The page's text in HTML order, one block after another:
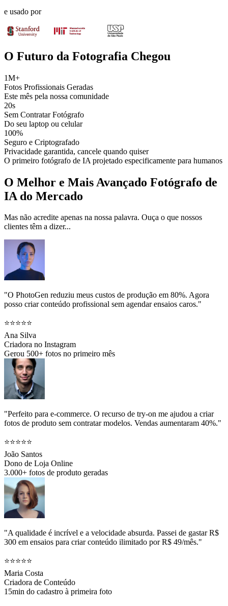
e usado por
O Futuro da Fotografia Chegou
1M+
Fotos Profissionais Geradas
Este mês pela nossa comunidade
20s
Sem Contratar Fotógrafo
Do seu laptop ou celular
100%
Seguro e Criptografado
Privacidade garantida, cancele quando quiser
O primeiro fotógrafo de IA projetado especificamente para humanos
O Melhor e Mais Avançado Fotógrafo de
IA do Mercado
Mas não acredite apenas na nossa palavra. Ouça o que nossos
clientes têm a dizer...
"O PhotoGen reduziu meus custos de produção em 80%. Agora
posso criar conteúdo profissional sem agendar ensaios caros."
⭐⭐⭐⭐⭐
Ana Silva
Criadora no Instagram
Gerou 500+ fotos no primeiro mês
"Perfeito para e-commerce. O recurso de try-on me ajudou a criar
fotos de produto sem contratar modelos. Vendas aumentaram 40%."
⭐⭐⭐⭐⭐
João Santos
Dono de Loja Online
3.000+ fotos de produto geradas
"A qualidade é incrível e a velocidade absurda. Passei de gastar R$
300 em ensaios para criar conteúdo ilimitado por R$ 49/mês."
⭐⭐⭐⭐⭐
Maria Costa
Criadora de Conteúdo
15min do cadastro à primeira foto